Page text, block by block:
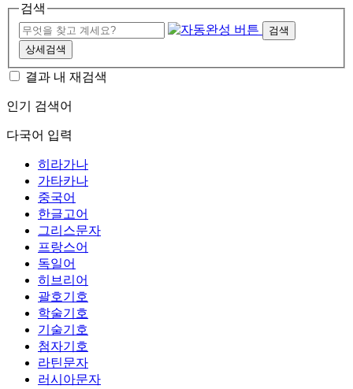
검색
검색
상세검색
결과 내 재검색
인기 검색어
다국어 입력
히라가나
가타카나
중국어
한글고어
그리스문자
프랑스어
독일어
히브리어
괄호기호
학술기호
기술기호
첨자기호
라틴문자
러시아문자